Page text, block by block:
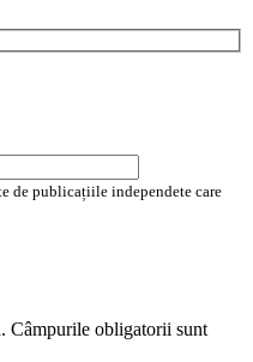
de publicațiile independete care
Câmpurile obligatorii sunt